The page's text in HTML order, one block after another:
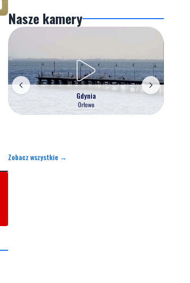
Nasze kamery
Gdynia
Orłowo
Zobacz wszystkie →